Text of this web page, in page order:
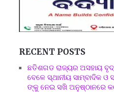
RECENT POSTS
ଛତିଶଗଡ ରାଜ୍ୟର ଅସହାୟ
ବେଳେ ସ୍ଥାନୀୟ ସାମ୍ବାଦିକ ଓ
ଙ୍କୁ ନେଇ ସଖି ଅନୁଷ୍ଠାନରେ